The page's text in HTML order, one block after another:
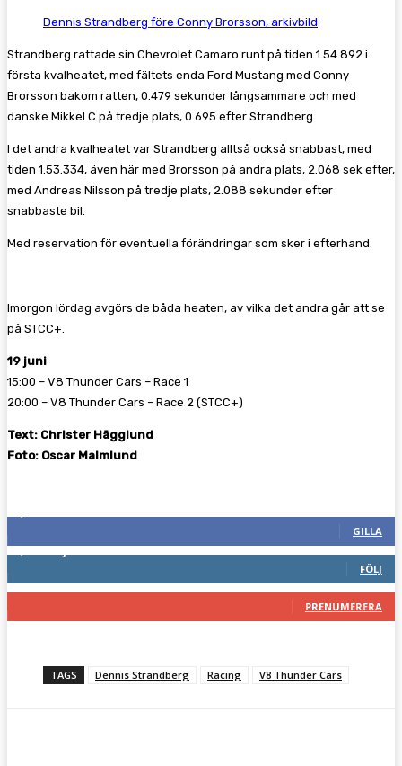
Dennis Strandberg före Conny Brorsson, arkivbild
Strandberg rattade sin Chevrolet Camaro runt på tiden 1.54.892 i
första kvalheatet, med fältets enda Ford Mustang med Conny
Brorsson bakom ratten, 0.479 sekunder långsammare och med
danske Mikkel C på tredje plats, 0.695 efter Strandberg.
I det andra kvalheatet var Strandberg alltså också snabbast, med
tiden 1.53.334, även här med Brorsson på andra plats, 2.068 sek efter,
med Andreas Nilsson på tredje plats, 2.088 sekunder efter
snabbaste bil.
Med reservation för eventuella förändringar som sker i efterhand.
Imorgon lördag avgörs de båda heaten, av vilka det andra går att se
på STCC+.
19 juni
15:00 – V8 Thunder Cars – Race 1
20:00 – V8 Thunder Cars – Race 2 (STCC+)
Text: Christer Hägglund
Foto: Oscar Malmlund
GILLA
FÖLJ
PRENUMERERA
TAGS Dennis Strandberg Racing V8 Thunder Cars